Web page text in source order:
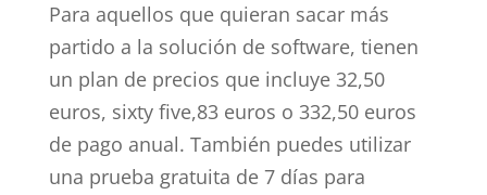
Para aquellos que quieran sacar más
partido a la solución de software, tienen
un plan de precios que incluye 32,50
euros, sixty five,83 euros o 332,50 euros
de pago anual. También puedes utilizar
una prueba gratuita de 7 días para